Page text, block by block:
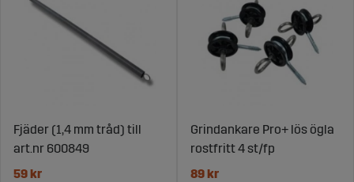
Fjäder (1,4 mm tråd) till
art.nr 600849
59 kr
Grindankare Pro+ lös ögla
rostfritt 4 st/fp
89 kr